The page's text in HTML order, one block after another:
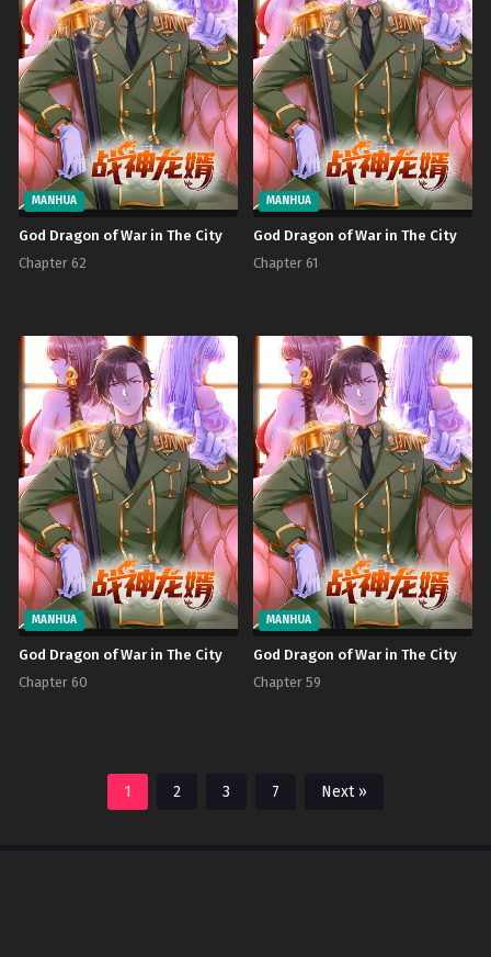
MANHUA
God Dragon of War in The City
Chapter 62
MANHUA
God Dragon of War in The City
Chapter 61
MANHUA
God Dragon of War in The City
Chapter 60
MANHUA
God Dragon of War in The City
Chapter 59
1 2 3 7 Next »